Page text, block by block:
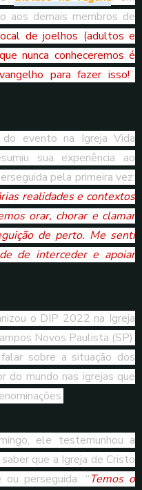
aos demais membros de
de joelhos (adultos e
nunca conheceremos é
para fazer isso!”,
do evento na Igreja Vida
sua experiência ao
pela primeira vez:
realidades e contextos
orar, chorar e clamar
de perto. Me senti
de interceder e apoiar
o DIP 2022 na Igreja
Novos Paulista (SP).
sobre a situação dos
do mundo nas igrejas que
ele testemunhou a
que a Igreja de Cristo
perseguida: “Temos o